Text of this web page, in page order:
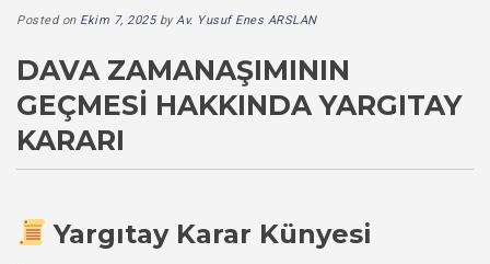
Posted on Ekim 7, 2025byAv. Yusuf Enes ARSLAN
DAVA ZAMANAŞIMININ
GEÇMESI HAKKINDA YARGITAY
KARARI
Yargıtay Karar Künyesi